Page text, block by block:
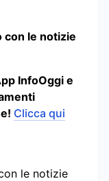
con le notizie
InfoOggi e
Clicca qui
le notizie